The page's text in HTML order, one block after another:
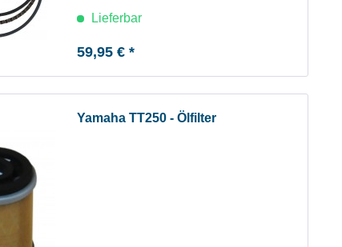
Lieferbar
59,95 € *
Yamaha TT250 - Ölfilter